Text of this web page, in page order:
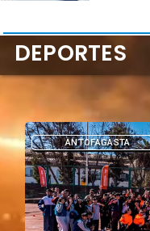
DEPORTES
DEPORTES